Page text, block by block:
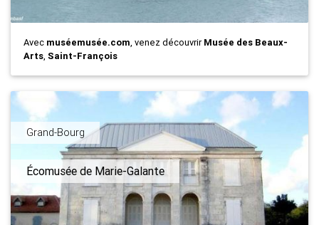
Avec muséemusée.com, venez découvrirMusée des Beaux-
Arts, Saint-François
Grand-Bourg
Écomusée de Marie-Galante